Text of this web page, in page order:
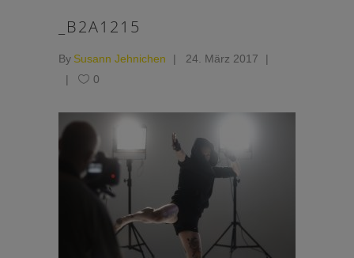
_B2A1215
By Susann Jehnichen
24. März 2017
0